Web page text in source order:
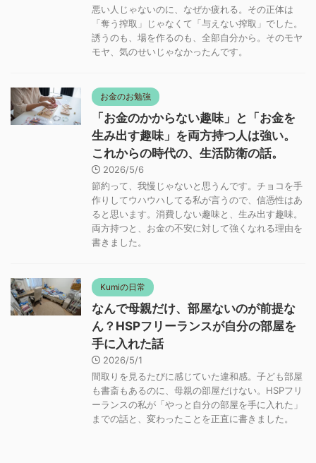
悪い人じゃないのに、なぜか疲れる。その正体は
「奪う搾取」じゃなくて「与えない搾取」でした。
誘うのも、場を作るのも、全部自分から。そのモヤ
モヤ、気のせいじゃなかったんです。
お金のお勉強
「お金のかからない趣味」と「お金を
生み出す趣味」を両方持つ人は強い。
これからの時代の、生活防衛の話。
2026/5/6
節約って、我慢じゃないと思うんです。チョコを手
作りしてウハウハしてる私が言うので、信憑性はあ
ると思います。消費しない趣味と、生み出す趣味。
両方持つと、お金の不安に対して強くなれる理由を
書きました。
Kumiの日常
なんで母親だけ、部屋ないのが前提な
ん？HSPフリーランスが自分の部屋を
手に入れた話
2026/5/1
間取りを見るたびに感じていた違和感。子ども部屋
も書斎もあるのに、母親の部屋だけない。HSPフリ
ーランスの私が「やっと自分の部屋を手に入れた」
までの話と、変わったことを正直に書きました。